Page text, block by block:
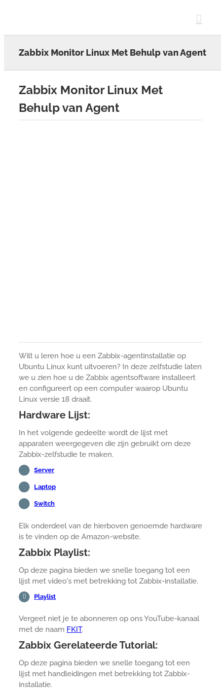
Zabbix Monitor Linux Met Behulp van Agent
Zabbix Monitor Linux Met
Behulp van Agent
Wilt u leren hoe u een Zabbix-agentinstallatie op
Ubuntu Linux kunt uitvoeren? In deze zelfstudie laten
we u zien hoe u de Zabbix agentsoftware installeert
en configureert op een computer waarop Ubuntu
Linux versie 18 draait.
Hardware Lijst:
In het volgende gedeelte wordt de lijst met
apparaten weergegeven die zijn gebruikt om deze
Zabbix-zelfstudie te maken.
Server
Laptop
Switch
Elk onderdeel van de hierboven genoemde hardware
is te vinden op de Amazon-website.
Zabbix Playlist:
Op deze pagina bieden we snelle toegang tot een
lijst met video's met betrekking tot Zabbix-installatie.
Playlist
Vergeet niet je te abonneren op ons YouTube-kanaal
met de naam FKIT.
Zabbix Gerelateerde Tutorial:
Op deze pagina bieden we snelle toegang tot een
lijst met handleidingen met betrekking tot Zabbix-
installatie.